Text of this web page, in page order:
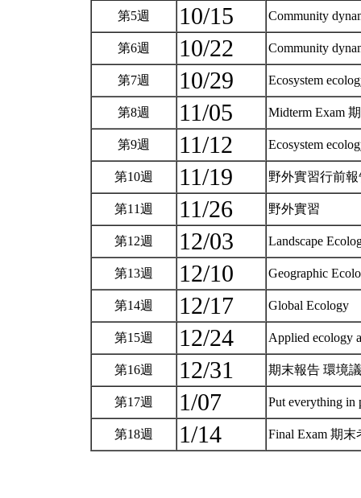
第5週 10/15 Community
第6週 10/22 Community
第7週 10/29 Ecosystem
第8週 11/05 Midterm Exam
第9週 11/12 Ecosystem
第10週 11/19 野外實習行前
第11週 11/26 野外實習
第12週 12/03 Landscape
第13週 12/10 Geographic
第14週 12/17 Global Ecology
第15週 12/24 Applied ecology
第16週 12/31 期末報告 環境
第17週 1/07 Put everything in
第18週 1/14 Final Exam 期